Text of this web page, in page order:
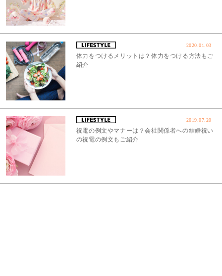
2020.01.03
体力をつけるメリットは？体力をつける方法もご
紹介
2019.07.20
祝電の例文やマナーは？会社関係者への結婚祝い
の祝電の例文もご紹介